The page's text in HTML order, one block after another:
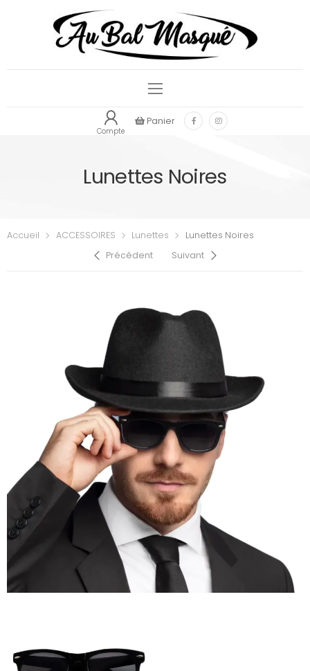
Compte
Panier
Lunettes Noires
Accueil ACCESSOIRES Lunettes
Lunettes Noires
Précédent
Suivant